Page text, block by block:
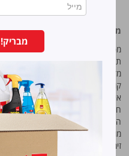
מידע נוסף
מפת אתר
תנאי שימוש באתר
מדיניות ופרטיות
קוד אתי
איכות, בטיחות וסביבה
חוק שכר שווה
הצהרת נגישות
מודעות
זימון אסיפה שנתית